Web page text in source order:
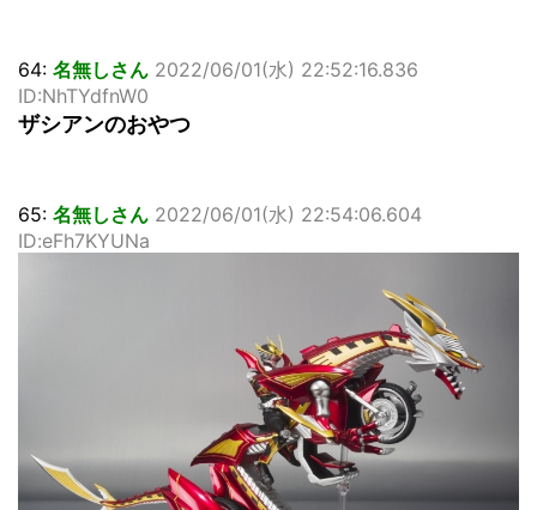
64: 名無しさん 2022/06/01(水) 22:52:16.836
ID:NhTYdfnW0
ザシアンのおやつ
65: 名無しさん 2022/06/01(水) 22:54:06.604
ID:eFh7KYUNa